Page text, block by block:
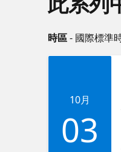
時區- 國際標準
10月
03